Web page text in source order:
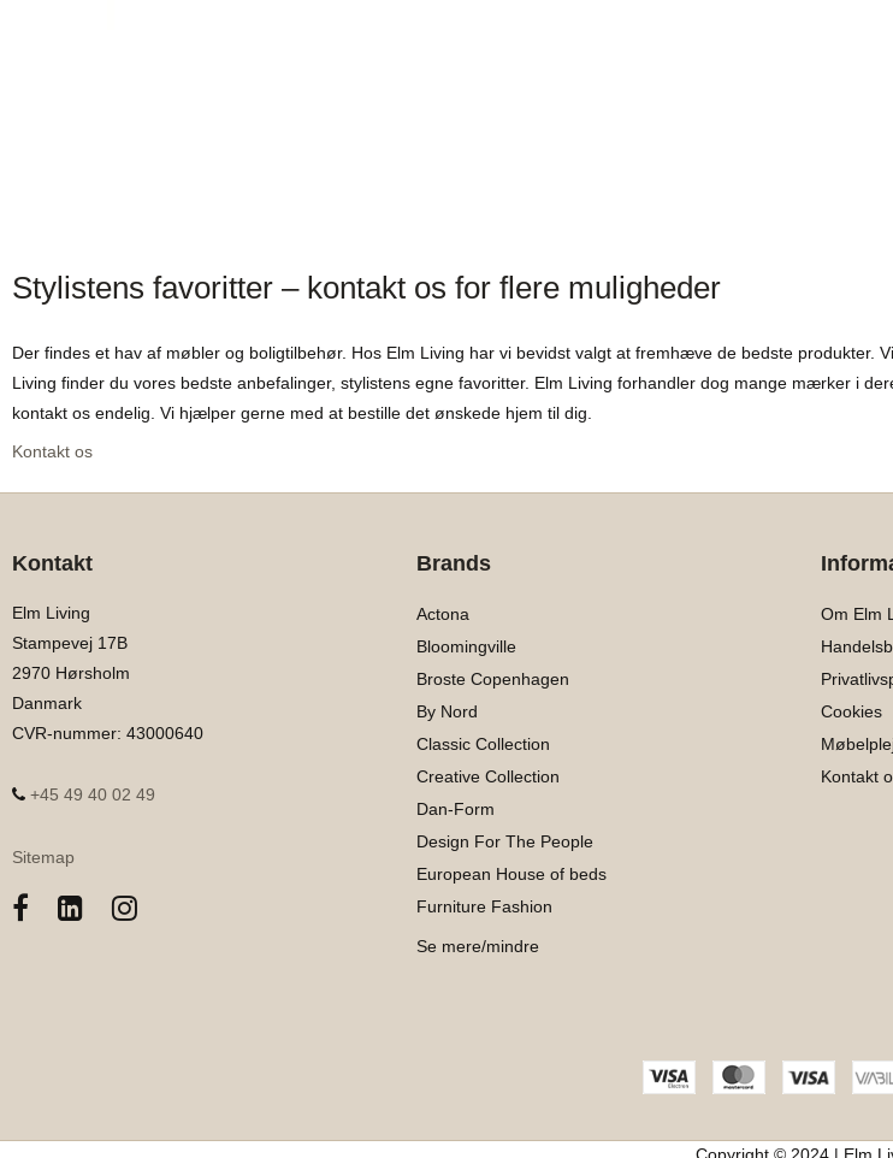
Stylistens favoritter – kontakt os for flere muligheder
Der findes et hav af møbler og boligtilbehør. Hos Elm Living har vi bevidst valgt at fremhæve de bedste
Living finder du vores bedste anbefalinger, stylistens egne favoritter. Elm Living forhandler dog mange mærker i
kontakt os endelig. Vi hjælper gerne med at bestille det ønskede hjem til dig.
Kontakt os
Kontakt
Elm Living
Stampevej 17B
2970 Hørsholm
Danmark
CVR-nummer: 43000640
+45 49 40 02 49
Sitemap
Brands
Actona
Bloomingville
Broste Copenhagen
By Nord
Classic Collection
Creative Collection
Dan-Form
Design For The People
European House of beds
Furniture Fashion
Se mere/mindre
Om Elm
Cookies
Kontakt
Copyright © 2024 | Elm